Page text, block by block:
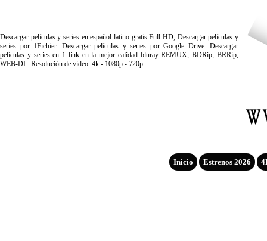
Descargar películas y series en español latino gratis Full HD, Descargar películas y
series por 1Fichier. Descargar películas y series por Google Drive. Descargar
películas y series en 1 link en la mejor calidad bluray REMUX, BDRip, BRRip,
WEB-DL. Resolución de video: 4k - 1080p - 720p.
Inicio Estrenos 2026